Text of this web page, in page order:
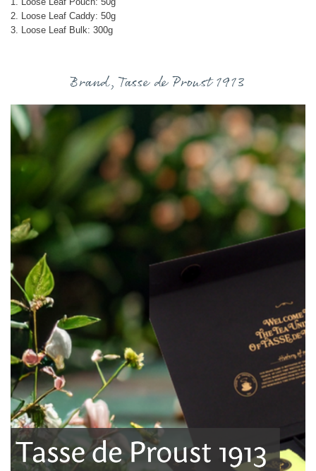
2. Loose Leaf Caddy: 50g
3. Loose Leaf Bulk: 300g
Brand, Tasse de Proust 1913